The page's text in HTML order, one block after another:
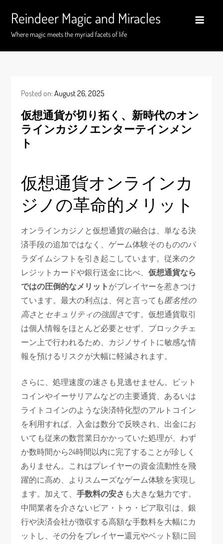
content
Reindeer Magic and Miracles
Where magic meets the myriad facets of life
Posted on:August 26, 2025
仮想通貨が切り拓く、新時代のオン
ラインカジノエンターテインメン
ト
仮想通貨オンラインカ
ジノの革命的メリット
オンラインカジノと仮想通貨の融合は、単なる決
済手段の追加ではなく、ゲーム体験そのもののパ
ラダイムシフトを引き起こしています。従来のク
レジットカードや銀行送金に比べ、仮想通貨なら
ではの圧倒的なメリット がプレイヤーを惹きつけ
ています。最大の利点は、何と言っても匿名性の
高さと セキュリティの強固さです。仮想通貨取引
は個人情報をほとんど必要とせず、ブロックチェ
ーン上で行われるため、カジノサイトに敏感な情
報を預けるリスクが大幅に軽減されます。
さらに、処理速度の速さも見逃せません。ビット
コインやイーサリアムなどの主要通貨、あるいは
ライトコインのような決済特化型のアルトコイン
を利用すれば、入金は数分で反映され、出金にお
いても従来の数営業日かかっていた処理が、わず
か数時間から24時間以内に完了することが珍しく
ありません。これはプレイヤーの資金流動性を飛
躍的に高め、よりスムーズなゲーム体験を実現し
ます。加えて、手数料の安さ も大きな魅力です。
中間業者を介さないピア・トゥ・ピア取引は、銀
行や決済会社が徴収する高額な手数料を大幅にカ
ットし、その分をプレイヤー還元やベット額に回